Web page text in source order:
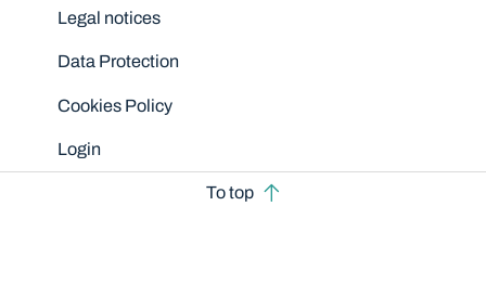
Legal notices
Data Protection
Cookies Policy
Login
To top